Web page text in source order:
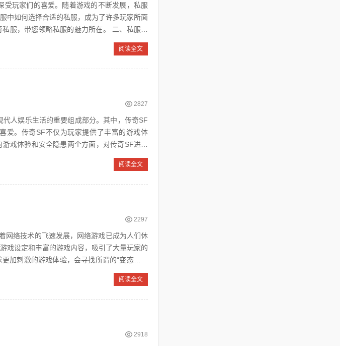
中如何选择合适的私服，成为了许多玩家所面
您领略私服的魅力所在。 二、私服的
阅读全文
2827
爱。传奇SF不仅为玩家提供了丰富的游戏体
戏体验和安全隐患两个方面，对传奇SF进行
阅读全文
2297
戏设定和丰富的游戏内容，吸引了大量玩家的
加刺激的游戏体验，会寻找所谓的“变态传奇
阅读全文
2918